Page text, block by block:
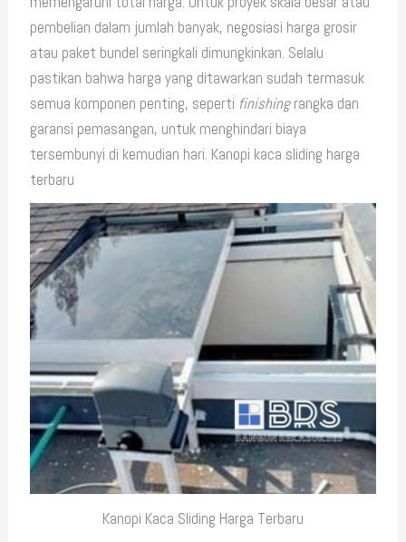
pembelian dalam jumlah banyak, negosiasi harga grosir
atau paket bundel seringkali dimungkinkan. Selalu
pastikan bahwa harga yang ditawarkan sudah termasuk
semua komponen penting, seperti finishingrangka dan
garansi pemasangan, untuk menghindari biaya
tersembunyi di kemudian hari. Kanopi kaca sliding harga
terbaru
Kanopi Kaca Sliding Harga Terbaru